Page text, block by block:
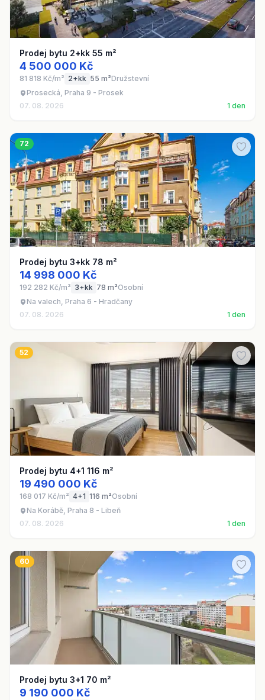
Prodej bytu 2+kk 55 m²
4 500 000 Kč
81 818 Kč/m² 2+kk 55 m²Družstevní
Prosecká, Praha 9 - Prosek
07. 08. 2026
1 den
72
Prodej bytu 3+kk 78 m²
14 998 000 Kč
192 282 Kč/m² 3+kk 78 m²Osobní
Na valech, Praha 6 - Hradčany
07. 08. 2026
1 den
52
Prodej bytu 4+1 116 m²
19 490 000 Kč
168 017 Kč/m² 4+1 116 m²Osobní
Na Korábě, Praha 8 - Libeň
07. 08. 2026
1 den
60
Prodej bytu 3+1 70 m²
9 190 000 Kč